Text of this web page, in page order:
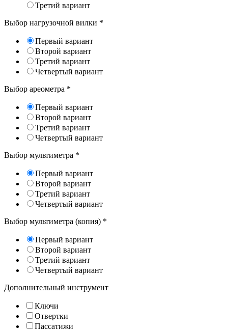
Третий вариант
Выбор нагрузочной вилки *
Первый вариант
Второй вариант
Третий вариант
Четвертый вариант
Выбор ареометра *
Первый вариант
Второй вариант
Третий вариант
Четвертый вариант
Выбор мультиметра *
Первый вариант
Второй вариант
Третий вариант
Четвертый вариант
Выбор мультиметра (копия) *
Первый вариант
Второй вариант
Третий вариант
Четвертый вариант
Дополнительный инструмент
Ключи
Отвертки
Пассатижи